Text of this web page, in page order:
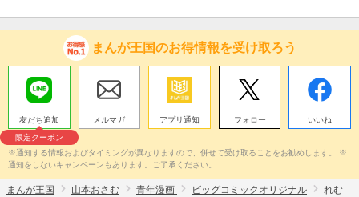
まんが王国のお得情報を受け取ろう
友だち追加
限定クーポン
メルマガ アプリ通知 フォロー いいね
※通知する情報およびタイミングが異なりますので、併せて受け取ることをお勧めします。 ※
通知をしないキャンペーンもあります。ご了承ください。
まんが王国 山本おさむ 青年漫画 ビッグコミックオリジナル
れむ